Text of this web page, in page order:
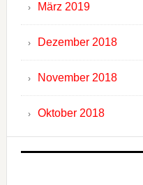
März 2019
Dezember 2018
November 2018
Oktober 2018